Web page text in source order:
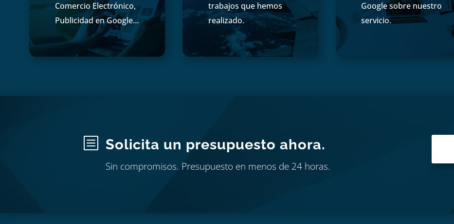
Comercio Electrónico,
Publicidad en Google…
trabajos que hemos
realizado.
Google sobre nuestro
servicio.
b Solicita un presupuesto ahora.
Sin compromisos. Presupuesto en menos de 24 horas.